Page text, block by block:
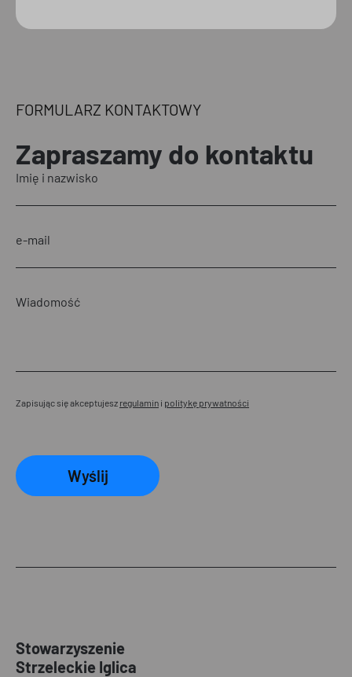
FORMULARZ KONTAKTOWY
Zapraszamy do kontaktu
Zapisując się akceptujesz regulamin i politykę prywatności
Wyślij
Stowarzyszenie
Strzeleckie Iglica